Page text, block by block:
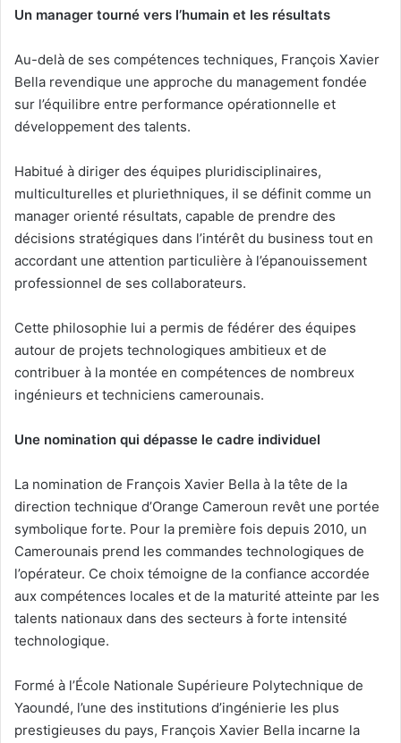
Un manager tourné vers l’humain et les résultats
Au-delà de ses compétences techniques, François Xavier
Bella revendique une approche du management fondée
sur l’équilibre entre performance opérationnelle et
développement des talents.
Habitué à diriger des équipes pluridisciplinaires,
multiculturelles et pluriethniques, il se définit comme un
manager orienté résultats, capable de prendre des
décisions stratégiques dans l’intérêt du business tout en
accordant une attention particulière à l’épanouissement
professionnel de ses collaborateurs.
Cette philosophie lui a permis de fédérer des équipes
autour de projets technologiques ambitieux et de
contribuer à la montée en compétences de nombreux
ingénieurs et techniciens camerounais.
Une nomination qui dépasse le cadre individuel
La nomination de François Xavier Bella à la tête de la
direction technique d’Orange Cameroun revêt une portée
symbolique forte. Pour la première fois depuis 2010, un
Camerounais prend les commandes technologiques de
l’opérateur. Ce choix témoigne de la confiance accordée
aux compétences locales et de la maturité atteinte par les
talents nationaux dans des secteurs à forte intensité
technologique.
Formé à l’École Nationale Supérieure Polytechnique de
Yaoundé, l’une des institutions d’ingénierie les plus
prestigieuses du pays, François Xavier Bella incarne la